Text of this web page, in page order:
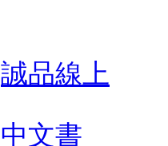
誠品線上
中文書